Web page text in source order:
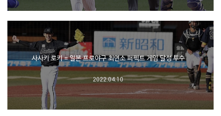
사사키 로키 = 일본 프로야구 최연소 퍼펙트 게임 달성 투수
2022.04.10